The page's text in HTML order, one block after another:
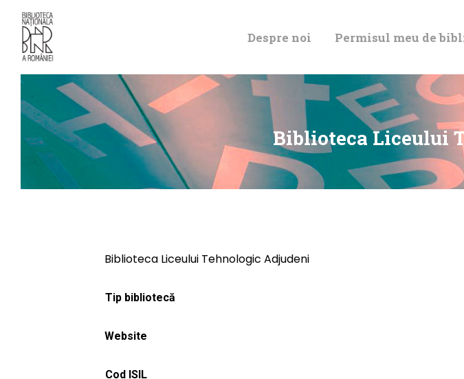
Despre noi Permisul meu de
Biblioteca Liceului
DE
COLECȚII
Biblioteca Liceului Tehnologic Adjudeni
Tip bibliotecă
Website
Cod ISIL